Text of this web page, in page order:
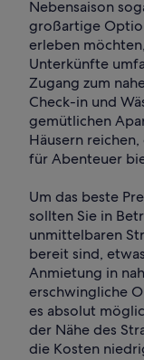
Nebensaison
großartige
erleben
Unterkünfte
Zugang zum
Check-in und
gemütlichen
Häusern
für Abenteuer
Um das beste
sollten Sie in
unmittelbaren
bereit sind,
Anmietung in
erschwingliche
es absolut
der Nähe des
die Kosten